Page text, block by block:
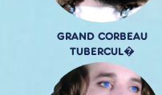
GRAND CORBEAU
TUBERCUL�